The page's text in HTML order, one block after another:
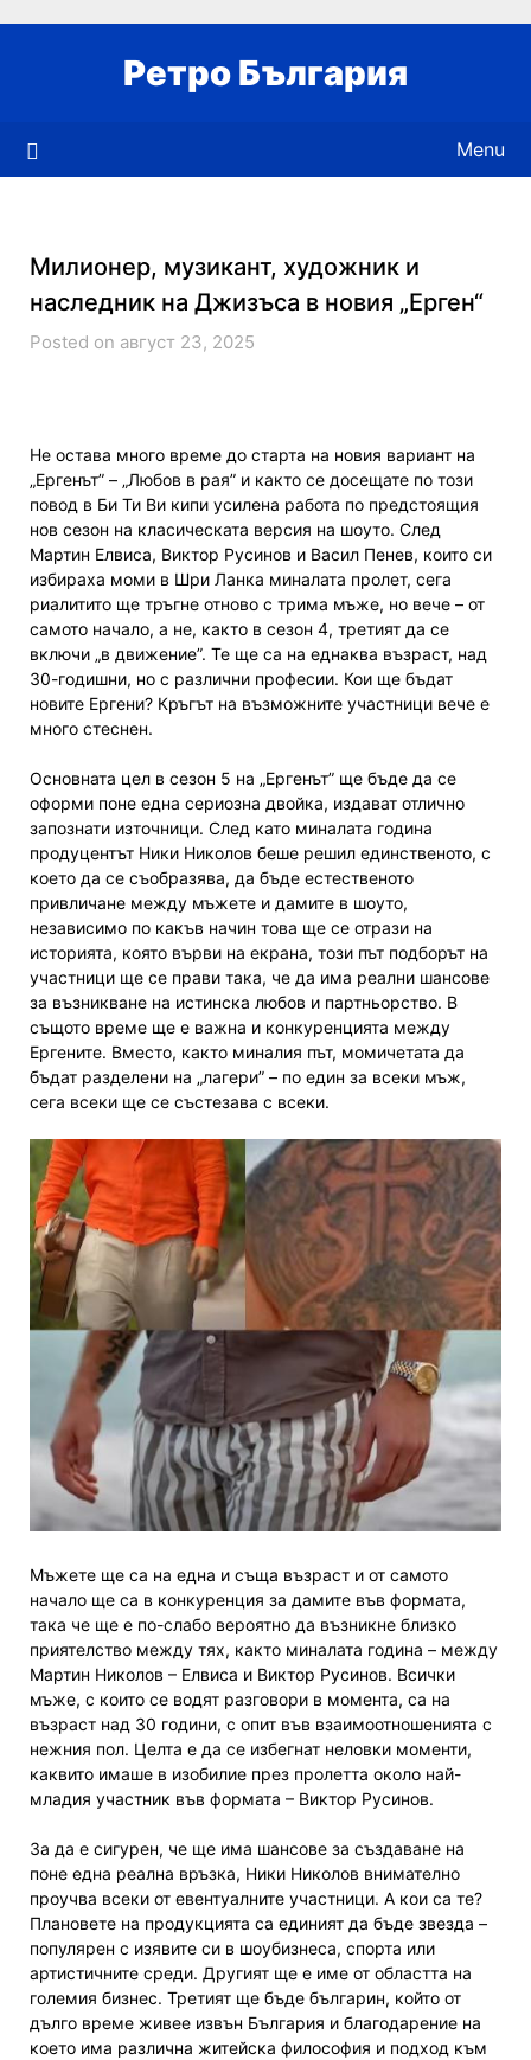
Ретро България
Menu
Милионер, музикант, художник и
наследник на Джизъса в новия „Ерген“
Posted on август 23, 2025
Не остава много време до старта на новия вариант на
„Ергенът” – „Любов в рая” и както се досещате по този
повод в Би Ти Ви кипи усилена работа по предстоящия
нов сезон на класическата версия на шоуто. След
Мартин Елвиса, Виктор Русинов и Васил Пенев, които си
избираха моми в Шри Ланка миналата пролет, сега
риалитито ще тръгне отново с трима мъже, но вече – от
самото начало, а не, както в сезон 4, третият да се
включи „в движение”. Те ще са на еднаква възраст, над
30-годишни, но с различни професии. Кои ще бъдат
новите Ергени? Кръгът на възможните участници вече е
много стеснен.
Основната цел в сезон 5 на „Ергенът” ще бъде да се
оформи поне една сериозна двойка, издават отлично
запознати източници. След като миналата година
продуцентът Ники Николов беше решил единственото, с
което да се съобразява, да бъде естественото
привличане между мъжете и дамите в шоуто,
независимо по какъв начин това ще се отрази на
историята, която върви на екрана, този път подборът на
участници ще се прави така, че да има реални шансове
за възникване на истинска любов и партньорство. В
същото време ще е важна и конкуренцията между
Ергените. Вместо, както миналия път, момичетата да
бъдат разделени на „лагери” – по един за всеки мъж,
сега всеки ще се състезава с всеки.
Мъжете ще са на една и съща възраст и от самото
начало ще са в конкуренция за дамите във формата,
така че ще е по-слабо вероятно да възникне близко
приятелство между тях, както миналата година – между
Мартин Николов – Елвиса и Виктор Русинов. Всички
мъже, с които се водят разговори в момента, са на
възраст над 30 години, с опит във взаимоотношенията с
нежния пол. Целта е да се избегнат неловки моменти,
каквито имаше в изобилие през пролетта около най-
младия участник във формата – Виктор Русинов.
За да е сигурен, че ще има шансове за създаване на
поне една реална връзка, Ники Николов внимателно
проучва всеки от евентуалните участници. А кои са те?
Плановете на продукцията са единият да бъде звезда –
популярен с изявите си в шоубизнеса, спорта или
артистичните среди. Другият ще е име от областта на
големия бизнес. Третият ще бъде българин, който от
дълго време живее извън България и благодарение на
което има различна житейска философия и подход към